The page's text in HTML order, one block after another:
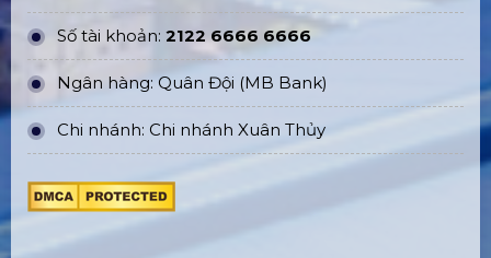
Số tài khoản: 2122 6666 6666
Ngân hàng: Quân Đội (MB Bank)
Chi nhánh: Chi nhánh Xuân Thủy